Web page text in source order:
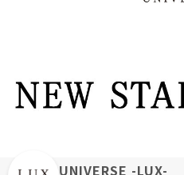
UNIVERSE -LUX-